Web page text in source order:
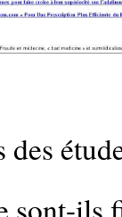
des
sont-ils